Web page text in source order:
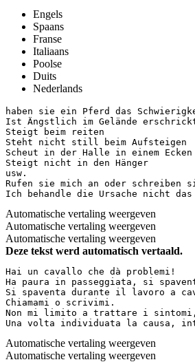
Engels
Spaans
Franse
Italiaans
Poolse
Duits
Nederlands
haben sie ein Pferd das
Ist Ängstlich im Gelände
Steigt beim reiten
Steht nicht still beim Aufsteigen
Scheut in der Halle in einem Ecken
Steigt nicht in den Hänger
usw.
Rufen sie mich an oder schreiben
Ich behandle die Ursache nicht
Automatische vertaling weergeven
Automatische vertaling weergeven
Automatische vertaling weergeven
Deze tekst werd automatisch vertaald.
Hai un cavallo che dà problemi!
Ha paura in passeggiata, si
Si spaventa durante il lavoro a
Chiamami o scrivimi.
Non mi limito a trattare i sintomi,
Una volta individuata la causa,
Automatische vertaling weergeven
Automatische vertaling weergeven